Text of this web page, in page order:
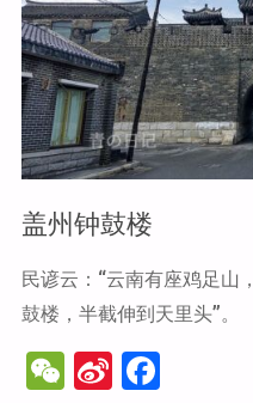
盖州钟鼓楼
民谚云：“云南有座鸡足山
鼓楼，半截伸到天里头”。
W Si F